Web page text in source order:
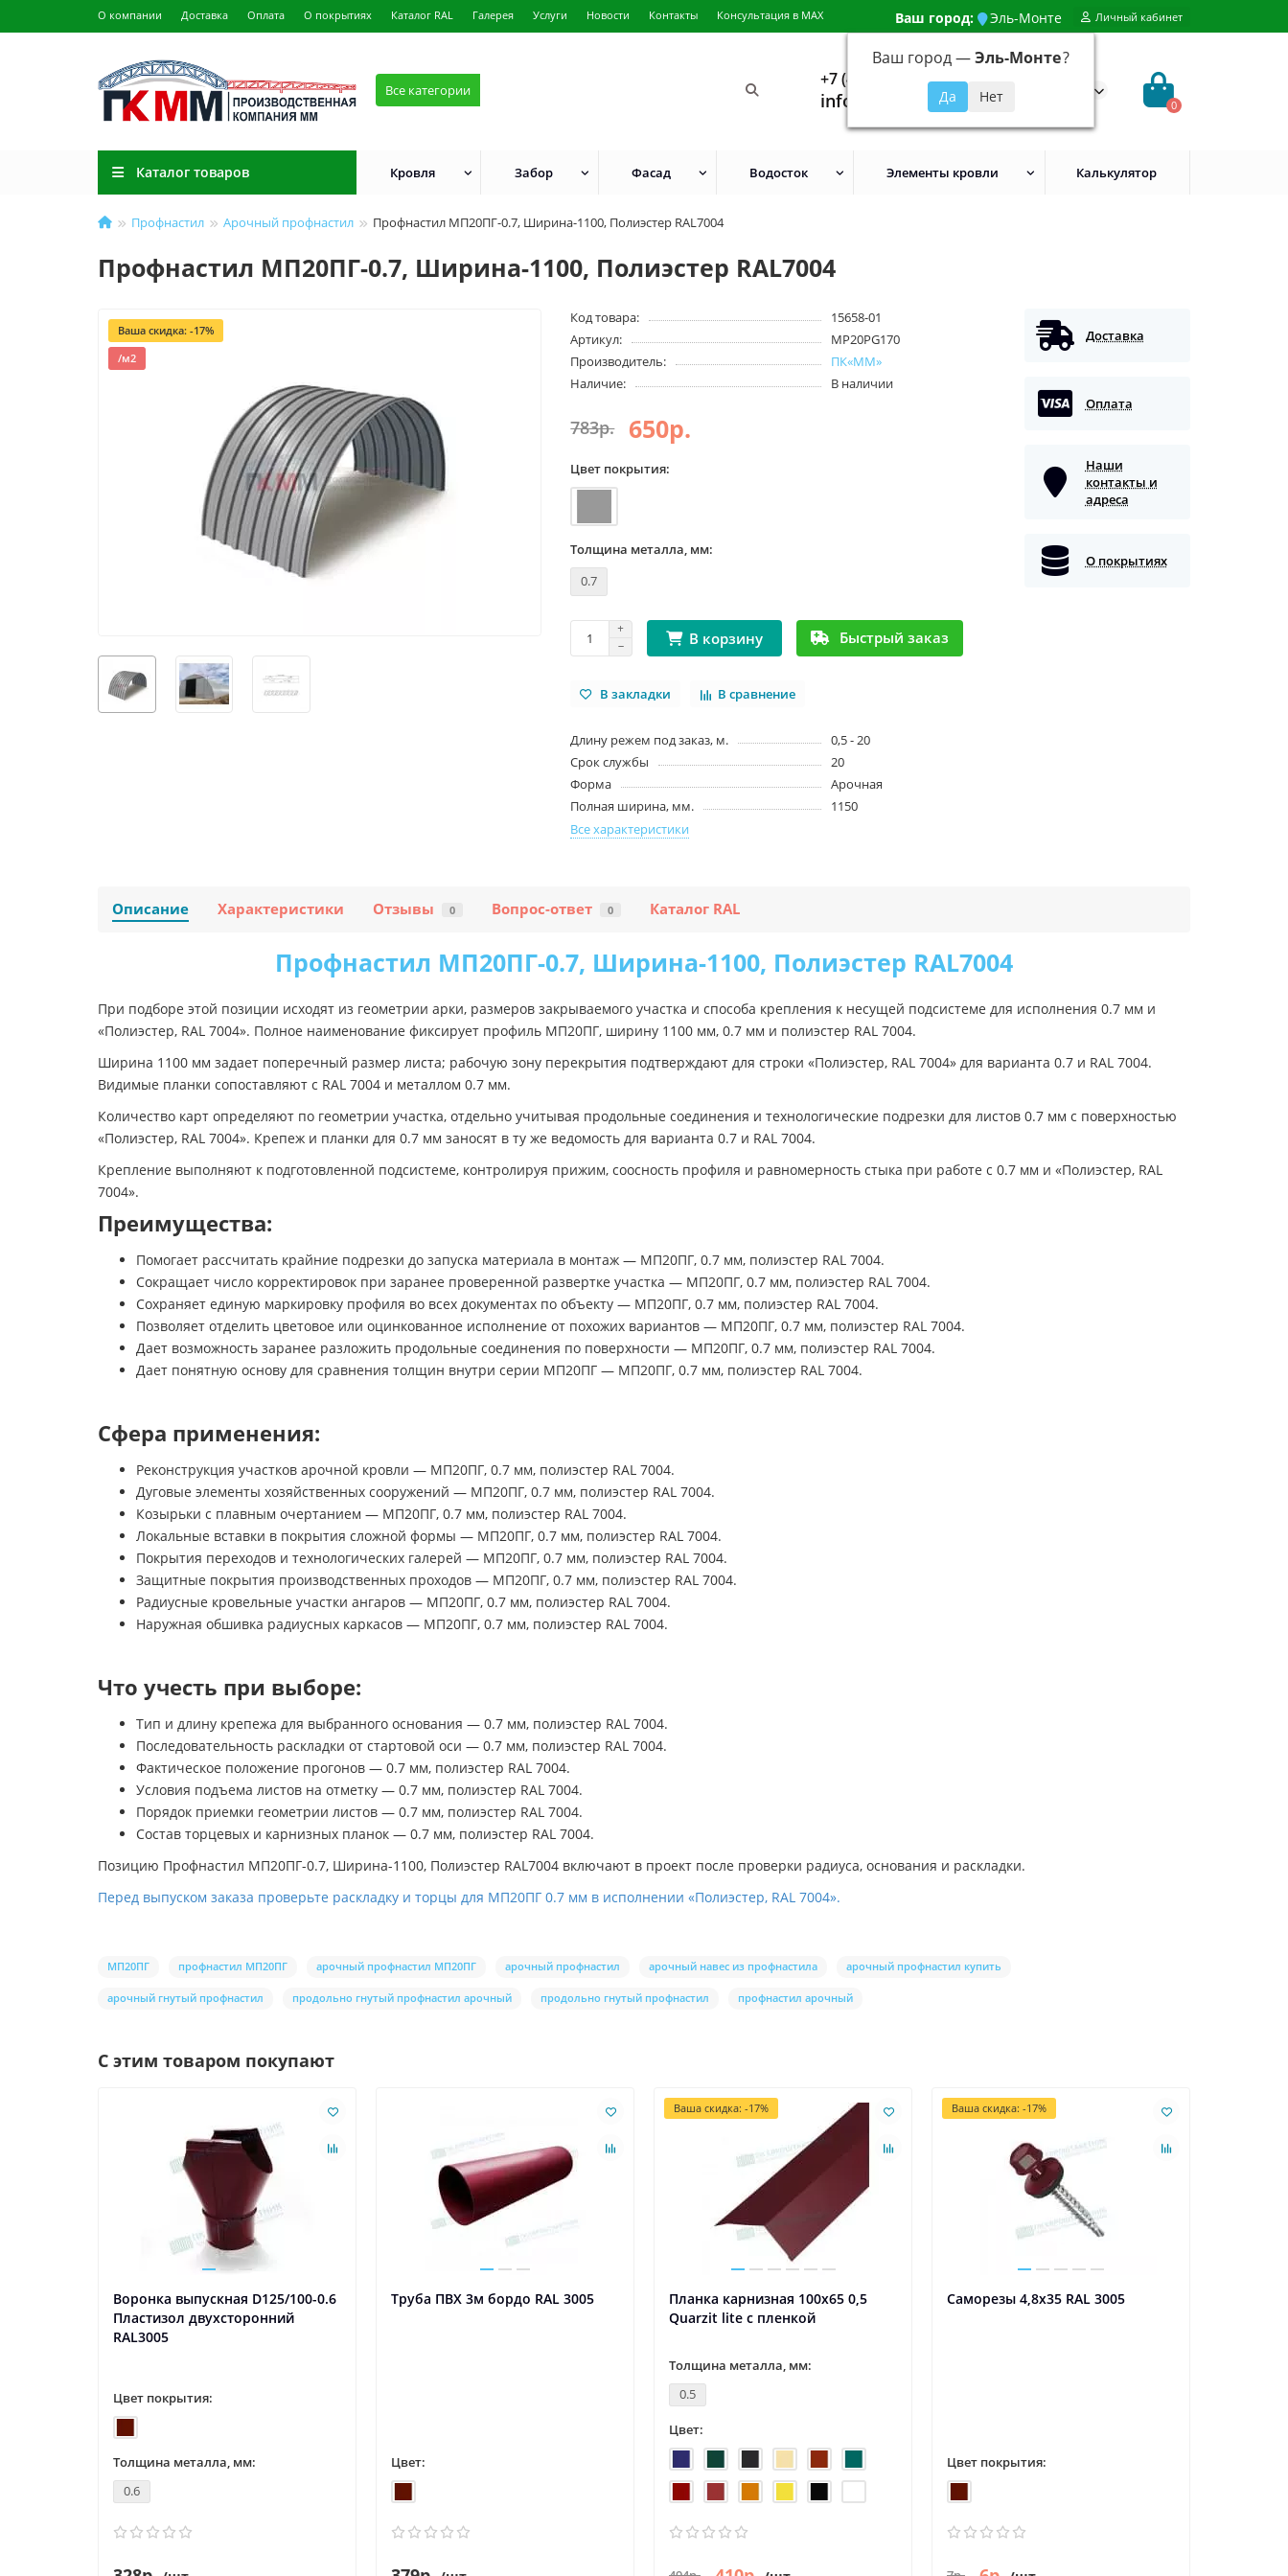
О компании Доставка Оплата О покрытиях Каталог RAL Галерея Услуги Новости Контакты Консультация в MAX Ваш город: Эль-Монте
Ваш город —Эль-Монте?
Личный кабинет
Все категории
+7 (499) 648-92-94
info@evroshtaketnikmoskva.ru 0
Каталог товаров Кровля Забор Фасад Водосток Элементы кровли Калькулятор
Профнастил Арочный профнастил Профнастил МП20ПГ-0.7, Ширина-1100, Полиэстер RAL7004
Профнастил МП20ПГ-0.7, Ширина-1100, Полиэстер RAL7004
Ваша скидка: -17%
/м2
Код товара:
15658-01
Артикул:
MP20PG170
Производитель:
ПК«ММ»
Наличие:
В наличии
783р. 650р.
Цвет покрытия:
Толщина металла, мм:
0.7
В корзину Быстрый заказ
В закладки В сравнение
Длину режем под заказ, м.
0,5 - 20
Срок службы
20
Форма
Арочная
Полная ширина, мм.
1150
Все характеристики
Доставка
Оплата
Наши
контакты и
адреса
О покрытиях
Описание Характеристики Отзывы 0 Вопрос-ответ 0 Каталог RAL
Профнастил МП20ПГ-0.7, Ширина-1100, Полиэстер RAL7004
При подборе этой позиции исходят из геометрии арки, размеров закрываемого участка и способа крепления к несущей подсистеме для исполнения 0.7 мм и
«Полиэстер, RAL 7004». Полное наименование фиксирует профиль МП20ПГ, ширину 1100 мм, 0.7 мм и полиэстер RAL 7004.
Ширина 1100 мм задает поперечный размер листа; рабочую зону перекрытия подтверждают для строки «Полиэстер, RAL 7004» для варианта 0.7 и RAL 7004.
Видимые планки сопоставляют с RAL 7004 и металлом 0.7 мм.
Количество карт определяют по геометрии участка, отдельно учитывая продольные соединения и технологические подрезки для листов 0.7 мм с поверхностью
«Полиэстер, RAL 7004». Крепеж и планки для 0.7 мм заносят в ту же ведомость для варианта 0.7 и RAL 7004.
Крепление выполняют к подготовленной подсистеме, контролируя прижим, соосность профиля и равномерность стыка при работе с 0.7 мм и «Полиэстер, RAL
7004».
Преимущества:
Помогает рассчитать крайние подрезки до запуска материала в монтаж — МП20ПГ, 0.7 мм, полиэстер RAL 7004.
Сокращает число корректировок при заранее проверенной развертке участка — МП20ПГ, 0.7 мм, полиэстер RAL 7004.
Сохраняет единую маркировку профиля во всех документах по объекту — МП20ПГ, 0.7 мм, полиэстер RAL 7004.
Позволяет отделить цветовое или оцинкованное исполнение от похожих вариантов — МП20ПГ, 0.7 мм, полиэстер RAL 7004.
Дает возможность заранее разложить продольные соединения по поверхности — МП20ПГ, 0.7 мм, полиэстер RAL 7004.
Дает понятную основу для сравнения толщин внутри серии МП20ПГ — МП20ПГ, 0.7 мм, полиэстер RAL 7004.
Сфера применения:
Реконструкция участков арочной кровли — МП20ПГ, 0.7 мм, полиэстер RAL 7004.
Дуговые элементы хозяйственных сооружений — МП20ПГ, 0.7 мм, полиэстер RAL 7004.
Козырьки с плавным очертанием — МП20ПГ, 0.7 мм, полиэстер RAL 7004.
Локальные вставки в покрытия сложной формы — МП20ПГ, 0.7 мм, полиэстер RAL 7004.
Покрытия переходов и технологических галерей — МП20ПГ, 0.7 мм, полиэстер RAL 7004.
Защитные покрытия производственных проходов — МП20ПГ, 0.7 мм, полиэстер RAL 7004.
Радиусные кровельные участки ангаров — МП20ПГ, 0.7 мм, полиэстер RAL 7004.
Наружная обшивка радиусных каркасов — МП20ПГ, 0.7 мм, полиэстер RAL 7004.
Что учесть при выборе:
Тип и длину крепежа для выбранного основания — 0.7 мм, полиэстер RAL 7004.
Последовательность раскладки от стартовой оси — 0.7 мм, полиэстер RAL 7004.
Фактическое положение прогонов — 0.7 мм, полиэстер RAL 7004.
Условия подъема листов на отметку — 0.7 мм, полиэстер RAL 7004.
Порядок приемки геометрии листов — 0.7 мм, полиэстер RAL 7004.
Состав торцевых и карнизных планок — 0.7 мм, полиэстер RAL 7004.
Позицию Профнастил МП20ПГ-0.7, Ширина-1100, Полиэстер RAL7004 включают в проект после проверки радиуса, основания и раскладки.
Перед выпуском заказа проверьте раскладку и торцы для МП20ПГ 0.7 мм в исполнении «Полиэстер, RAL 7004».
МП20ПГ профнастил МП20ПГ арочный профнастил МП20ПГ арочный профнастил арочный навес из профнастила арочный профнастил купить
арочный гнутый профнастил продольно гнутый профнастил арочный продольно гнутый профнастил профнастил арочный
С этим товаром покупают
Воронка выпускная D125/100-0.6
Пластизол двухсторонний
RAL3005
Цвет покрытия:
Толщина металла, мм:
0.6
Труба ПВХ 3м бордо RAL 3005
Цвет:
Ваша скидка: -17%
Планка карнизная 100х65 0,5
Quarzit lite с пленкой
Толщина металла, мм:
0.5
Цвет:
Ваша скидка: -17%
Саморезы 4,8х35 RAL 3005
Цвет покрытия: